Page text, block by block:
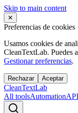
Skip to main content
✕
Preferencias de cookies
Usamos cookies de
CleanTextLab. Puedes
Gestionar preferencias.
Rechazar Aceptar
CleanTextLab
All toolsAutomationAPI